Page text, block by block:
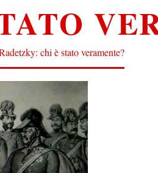
chi è stato veramente?